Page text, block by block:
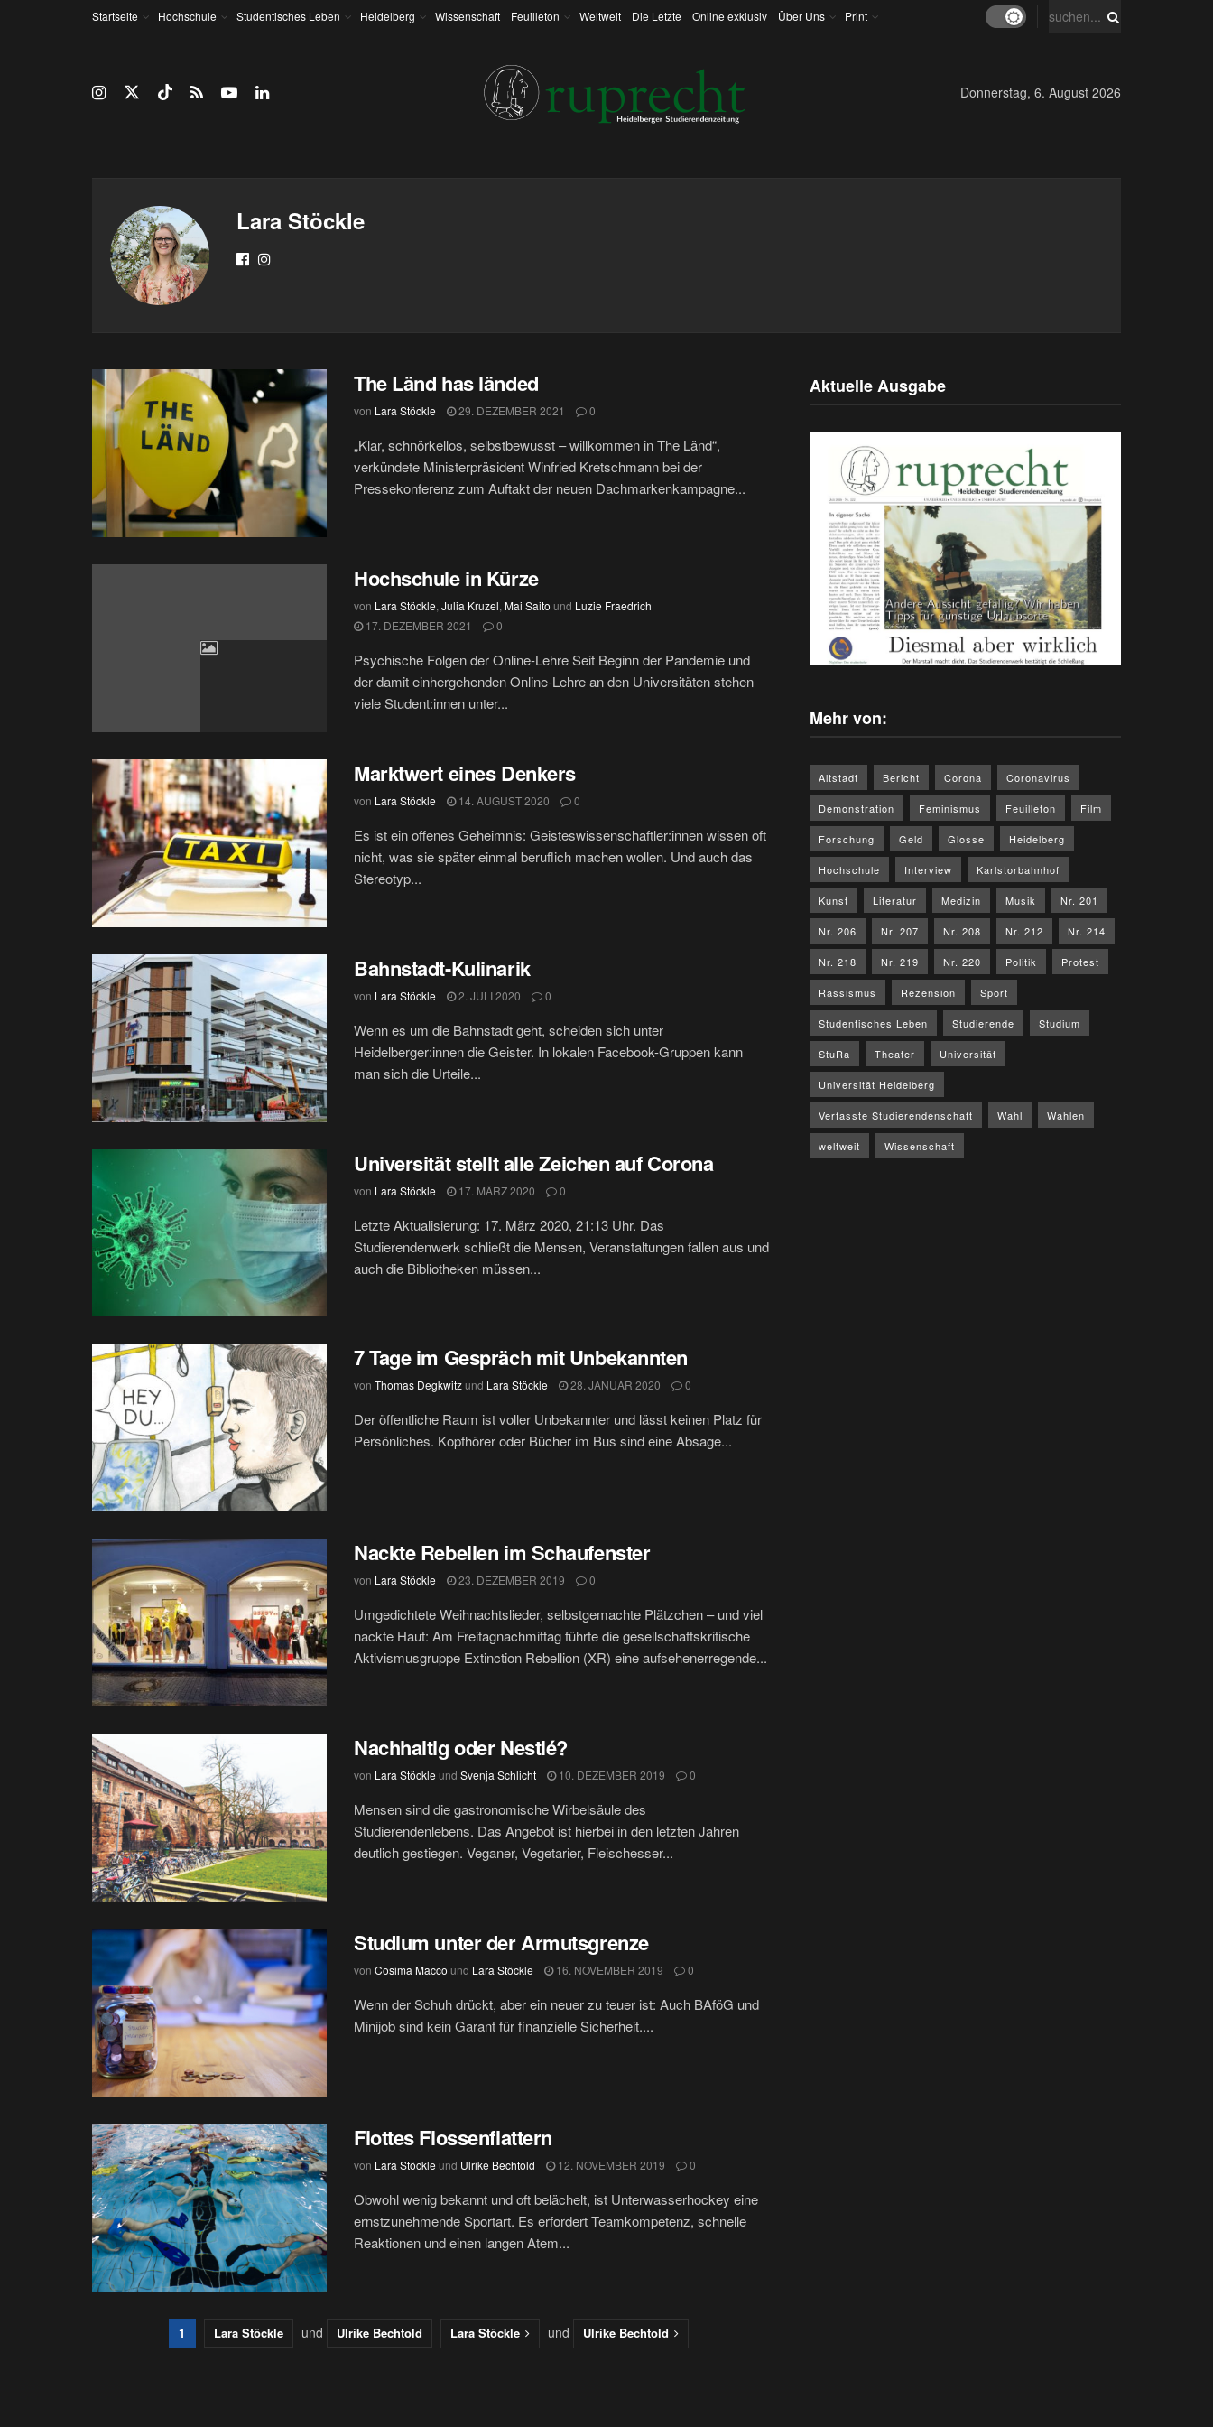
Startseite Hochschule Studentisches Leben Heidelberg Wissenschaft Feuilleton Weltweit Die Letzte Online exklusiv Über Uns Print
Donnerstag, 6. August 2026
Lara Stöckle
The Länd has länded
von Lara Stöckle 29. DEZEMBER 2021 0
„Klar, schnörkellos, selbstbewusst – willkommen in The Länd“,
verkündete Ministerpräsident Winfried Kretschmann bei der
Pressekonferenz zum Auftakt der neuen Dachmarkenkampagne...
Hochschule in Kürze
von Lara Stöckle, Julia Kruzel, Mai Saito und Luzie Fraedrich
17. DEZEMBER 2021
0
Psychische Folgen der Online-Lehre Seit Beginn der Pandemie und
der damit einhergehenden Online-Lehre an den Universitäten stehen
viele Student:innen unter...
Marktwert eines Denkers
von Lara Stöckle 14. AUGUST 2020 0
Es ist ein offenes Geheimnis: Geisteswissenschaftler:innen wissen oft
nicht, was sie später einmal beruflich machen wollen. Und auch das
Stereotyp...
Bahnstadt-Kulinarik
von Lara Stöckle 2. JULI 2020 0
Wenn es um die Bahnstadt geht, scheiden sich unter
Heidelberger:innen die Geister. In lokalen Facebook-Gruppen kann
man sich die Urteile...
Universität stellt alle Zeichen auf Corona
von Lara Stöckle 17. MÄRZ 2020 0
Letzte Aktualisierung: 17. März 2020, 21:13 Uhr. Das
Studierendenwerk schließt die Mensen, Veranstaltungen fallen aus und
auch die Bibliotheken müssen...
7 Tage im Gespräch mit Unbekannten
von Thomas Degkwitzund Lara Stöckle 28. JANUAR 2020 0
Der öffentliche Raum ist voller Unbekannter und lässt keinen Platz für
Persönliches. Kopfhörer oder Bücher im Bus sind eine Absage...
Nackte Rebellen im Schaufenster
von Lara Stöckle 23. DEZEMBER 2019 0
Umgedichtete Weihnachtslieder, selbstgemachte Plätzchen – und viel
nackte Haut: Am Freitagnachmittag führte die gesellschaftskritische
Aktivismusgruppe Extinction Rebellion (XR) eine aufsehenerregende...
Nachhaltig oder Nestlé?
von Lara Stöckle und Svenja Schlicht 10. DEZEMBER 2019 0
Mensen sind die gastronomische Wirbelsäule des
Studierendenlebens. Das Angebot ist hierbei in den letzten Jahren
deutlich gestiegen. Veganer, Vegetarier, Fleischesser...
Studium unter der Armutsgrenze
von Cosima Macco und Lara Stöckle 16. NOVEMBER 2019 0
Wenn der Schuh drückt, aber ein neuer zu teuer ist: Auch BAföG und
Minijob sind kein Garant für finanzielle Sicherheit....
Flottes Flossenflattern
von Lara Stöckle und Ulrike Bechtold 12. NOVEMBER 2019 0
Obwohl wenig bekannt und oft belächelt, ist Unterwasserhockey eine
ernstzunehmende Sportart. Es erfordert Teamkompetenz, schnelle
Reaktionen und einen langen Atem...
1 Lara Stöckle und Ulrike Bechtold Lara Stöckle und Ulrike Bechtold
Aktuelle Ausgabe
Mehr von:
Altstadt Bericht Corona Coronavirus
Demonstration Feminismus Feuilleton Film
Forschung Geld Glosse Heidelberg
Hochschule Interview Karlstorbahnhof
Kunst Literatur Medizin Musik Nr. 201
Nr. 206 Nr. 207 Nr. 208 Nr. 212 Nr. 214
Nr. 218 Nr. 219 Nr. 220 Politik Protest
Rassismus Rezension Sport
Studentisches Leben Studierende Studium
StuRa Theater Universität
Universität Heidelberg
Verfasste Studierendenschaft Wahl Wahlen
weltweit Wissenschaft